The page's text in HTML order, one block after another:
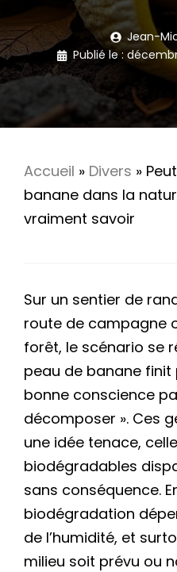
Jean-
Publié le :
Accueil » Divers »
banane dans la
vraiment savoir
Sur un sentier de
route de campagne
forêt, le scénario se
peau de banane
bonne conscience
décomposer ». Ces
une idée tenace,
biodégradables
sans conséquence.
biodégradation
de l’humidité, et
milieu soit prévu ou